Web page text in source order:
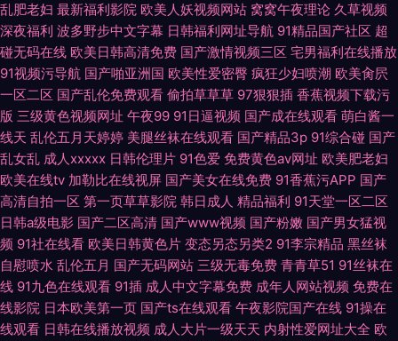
乱肥老妇 最新福利影院 欧美人妖视频网站 窝窝午夜理论 久草视频
深夜福利 波多野步中文字幕 日韩福利网址导航 91精品国产社区 超
碰无码在线 欧美日韩高清免费 国产激情视频三区 宅男福利在线播放
91视频污导航 国产啪亚洲国 欧美性爱密臀 疯狂少妇喷潮 欧美肏屄
一区二区 国产乱伦免费观看 偷拍草草草 97狠狠插 香蕉视频下载污
版 三级黄色视频网址 午夜99 91日逼视频 国产成在线观看 萌白酱一
线天 乱伦五月天婷婷 美腿丝袜在线观看 国产精品3p 91综合碰 国产
乱女乱 成人xxxxx 日韩伦理片 91色爱 免费黄色av网址 欧美肥老妇
欧美在线tv 加勒比在线视屏 国产美女在线免费 91香蕉污APP 国产
高清自拍一区 第一页草草影院 韩日成人 精品福利 91天堂一区二区
日韩a级电影 国产二区高清 国产www视频 国产粉嫩 国产男女猛视
频 91社在线看 欧美日韩黄色片 变态另态另类2 91李宗精品 黑丝袜
自慰喷水 乱伦五月 国产无码网站 三级无毒免费 青青草51 91丝袜在
线 91九色在线观看 91插 成人中文字幕免费 成年人网站视频 免费在
线影院 日本欧美第一页 国产ts在线观看 午夜影院国产在线 91操在
线观看 日韩在线播放视频 成人大片一级天天 内射性爱网址大全 欧